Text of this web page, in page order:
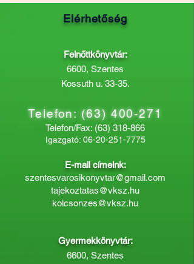
Elérhetőség
Felnőttkönyvtár:
6600, Szentes
Kossuth u. 33-35.
Telefon:(63) 400-271
Telefon/Fax: (63) 318-866
Igazgató: 06-20-251-7775
E-mail címeink:
szentesvarosikonyvtar@gmail.com
tajekoztatas@vksz.hu
kolcsonzes@vksz.hu
Gyermekkönyvtár:
6600, Szentes